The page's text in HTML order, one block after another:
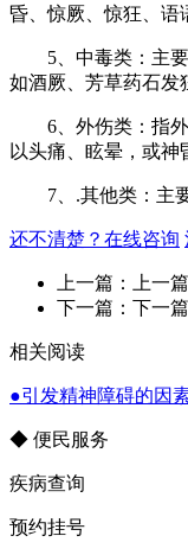
昏、惊厥、惊狂、语
5、中毒类：主要
如酒厥、芳草药石发
6、外伤类：指外
以头痛、眩晕，或神
7、.其他类：主要
还不清楚？在线咨询
上一篇：上一篇
下一篇：下一篇
相关阅读
●引发精神障碍的因
◆ 便民服务
疾病查询
预约挂号